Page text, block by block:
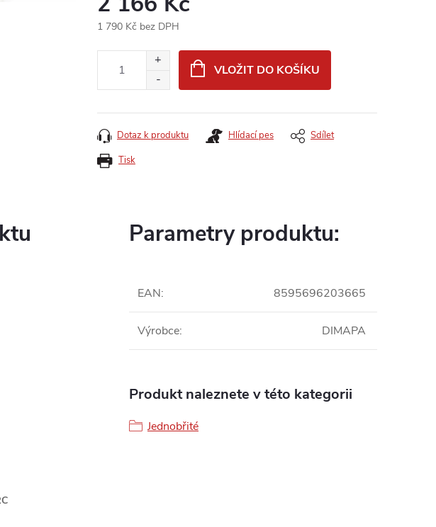
1 790 Kč bez DPH
VLOŽIT DO KOŠÍKU
Tisk
Dotaz k produktu Hlídací pes Sdílet
Parametry produktu:
EAN: 8595696203665
Výrobce: DIMAPA
Produkt naleznete v této kategorii
Jednobřité